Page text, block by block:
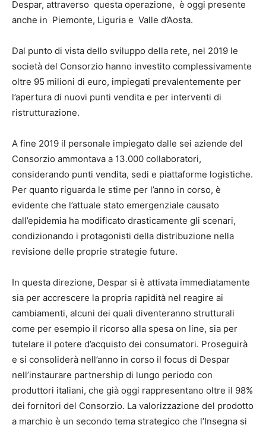
Despar, attraverso questa operazione, è oggi presente
anche in Piemonte, Liguria e Valle d’Aosta.
Dal punto di vista dello sviluppo della rete, nel 2019 le
società del Consorzio hanno investito complessivamente
oltre 95 milioni di euro, impiegati prevalentemente per
l’apertura di nuovi punti vendita e per interventi di
ristrutturazione.
A fine 2019 il personale impiegato dalle sei aziende del
Consorzio ammontava a 13.000 collaboratori,
considerando punti vendita, sedi e piattaforme logistiche.
Per quanto riguarda le stime per l’anno in corso, è
evidente che l’attuale stato emergenziale causato
dall’epidemia ha modificato drasticamente gli scenari,
condizionando i protagonisti della distribuzione nella
revisione delle proprie strategie future.
In questa direzione, Despar si è attivata immediatamente
sia per accrescere la propria rapidità nel reagire ai
cambiamenti, alcuni dei quali diventeranno strutturali
come per esempio il ricorso alla spesa on line, sia per
tutelare il potere d’acquisto dei consumatori. Proseguirà
e si consoliderà nell’anno in corso il focus di Despar
nell’instaurare partnership di lungo periodo con
produttori italiani, che già oggi rappresentano oltre il 98%
dei fornitori del Consorzio. La valorizzazione del prodotto
a marchio è un secondo tema strategico che l’Insegna si